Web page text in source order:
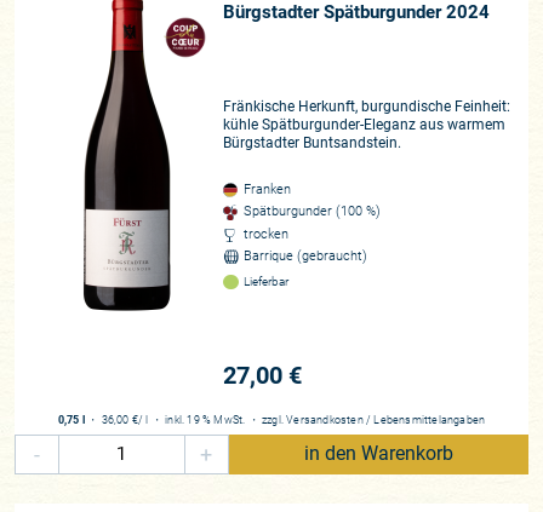
Bürgstadter Spätburgunder 2024
Fränkische Herkunft, burgundische Feinheit:
kühle Spätburgunder-Eleganz aus warmem
Bürgstadter Buntsandstein.
Franken
Spätburgunder (100 %)
trocken
Barrique (gebraucht)
Lieferbar
27,00 €
0,75 l ・ 36,00 €/ l ・inkl. 19 % MwSt. ・ zzgl.Versandkosten / Lebensmittelangaben
- + in den Warenkorb